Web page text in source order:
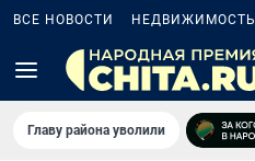
ВСЕ НОВОСТИ НЕДВИЖИМОСТЬ
Главу района уволили